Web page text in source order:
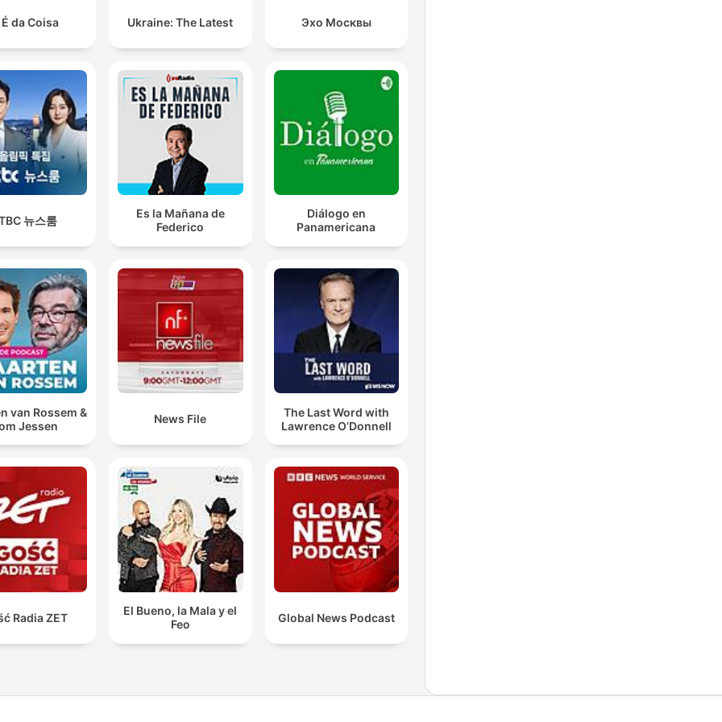
É da Coisa Ukraine: The Latest Эхо Москвы
뉴스룸
Es la Mañana de
Federico
Diálogo en
Panamericana
van Rossem &
Jessen
News File
The Last Word with
Lawrence O’Donnell
Radia ZET
El Bueno, la Mala y el
Feo
Global News Podcast